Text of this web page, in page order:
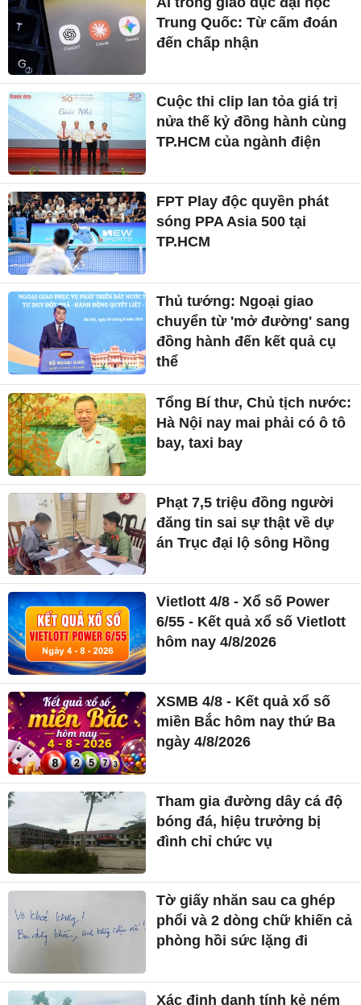
Trung Quốc: Từ cấm đoán
đến chấp nhận
Cuộc thi clip lan tỏa giá trị
nửa thế kỷ đồng hành cùng
TP.HCM của ngành điện
FPT Play độc quyền phát
sóng PPA Asia 500 tại
TP.HCM
Thủ tướng: Ngoại giao
chuyển từ 'mở đường' sang
đồng hành đến kết quả cụ
thể
Tổng Bí thư, Chủ tịch nước:
Hà Nội nay mai phải có ô tô
bay, taxi bay
Phạt 7,5 triệu đồng người
đăng tin sai sự thật về dự
án Trục đại lộ sông Hồng
Vietlott 4/8 - Xổ số Power
6/55 - Kết quả xổ số Vietlott
hôm nay 4/8/2026
XSMB 4/8 - Kết quả xổ số
miền Bắc hôm nay thứ Ba
ngày 4/8/2026
Tham gia đường dây cá độ
bóng đá, hiệu trưởng bị
đình chỉ chức vụ
Tờ giấy nhăn sau ca ghép
phổi và 2 dòng chữ khiến cả
phòng hồi sức lặng đi
Xác định danh tính kẻ ném